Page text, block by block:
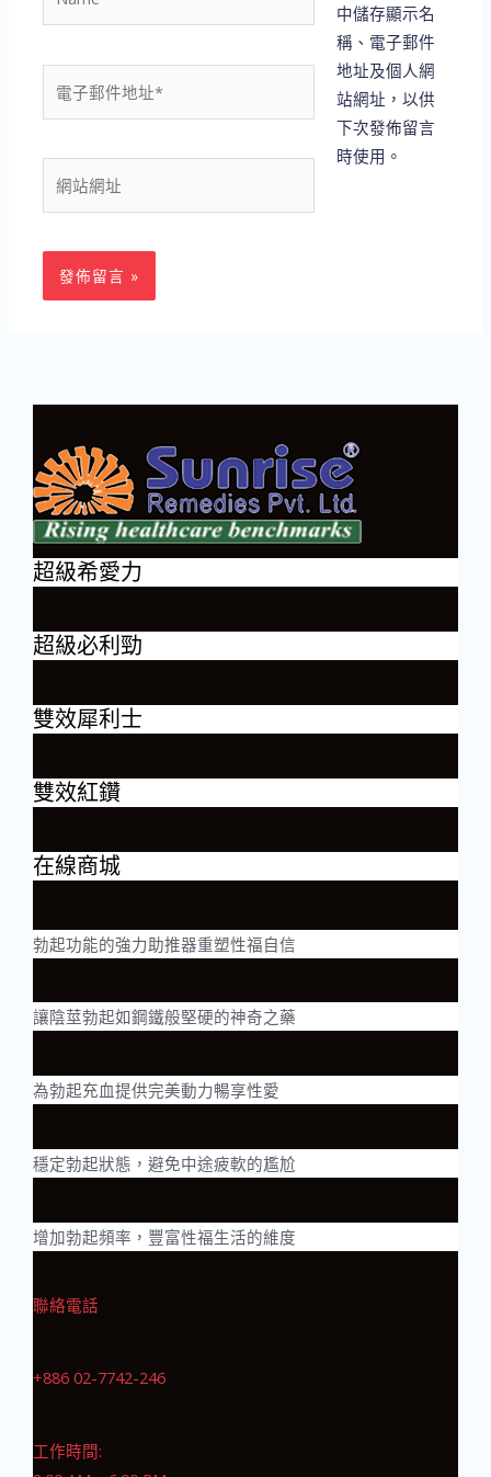
子
件
地
址
*
站
址
中儲存顯示名
稱、電子郵件
地址及個人網
站網址，以供
下次發佈留言
時使用。
超級希愛力
超級必利勁
雙效犀利士
雙效紅鑽
在線商城
勃起功能的強力助推器重塑性福自信
讓陰莖勃起如鋼鐵般堅硬的神奇之藥
為勃起充血提供完美動力暢享性愛
穩定勃起狀態，避免中途疲軟的尷尬
增加勃起頻率，豐富性福生活的維度
聯絡電話
+886 02-7742-246
工作時間: